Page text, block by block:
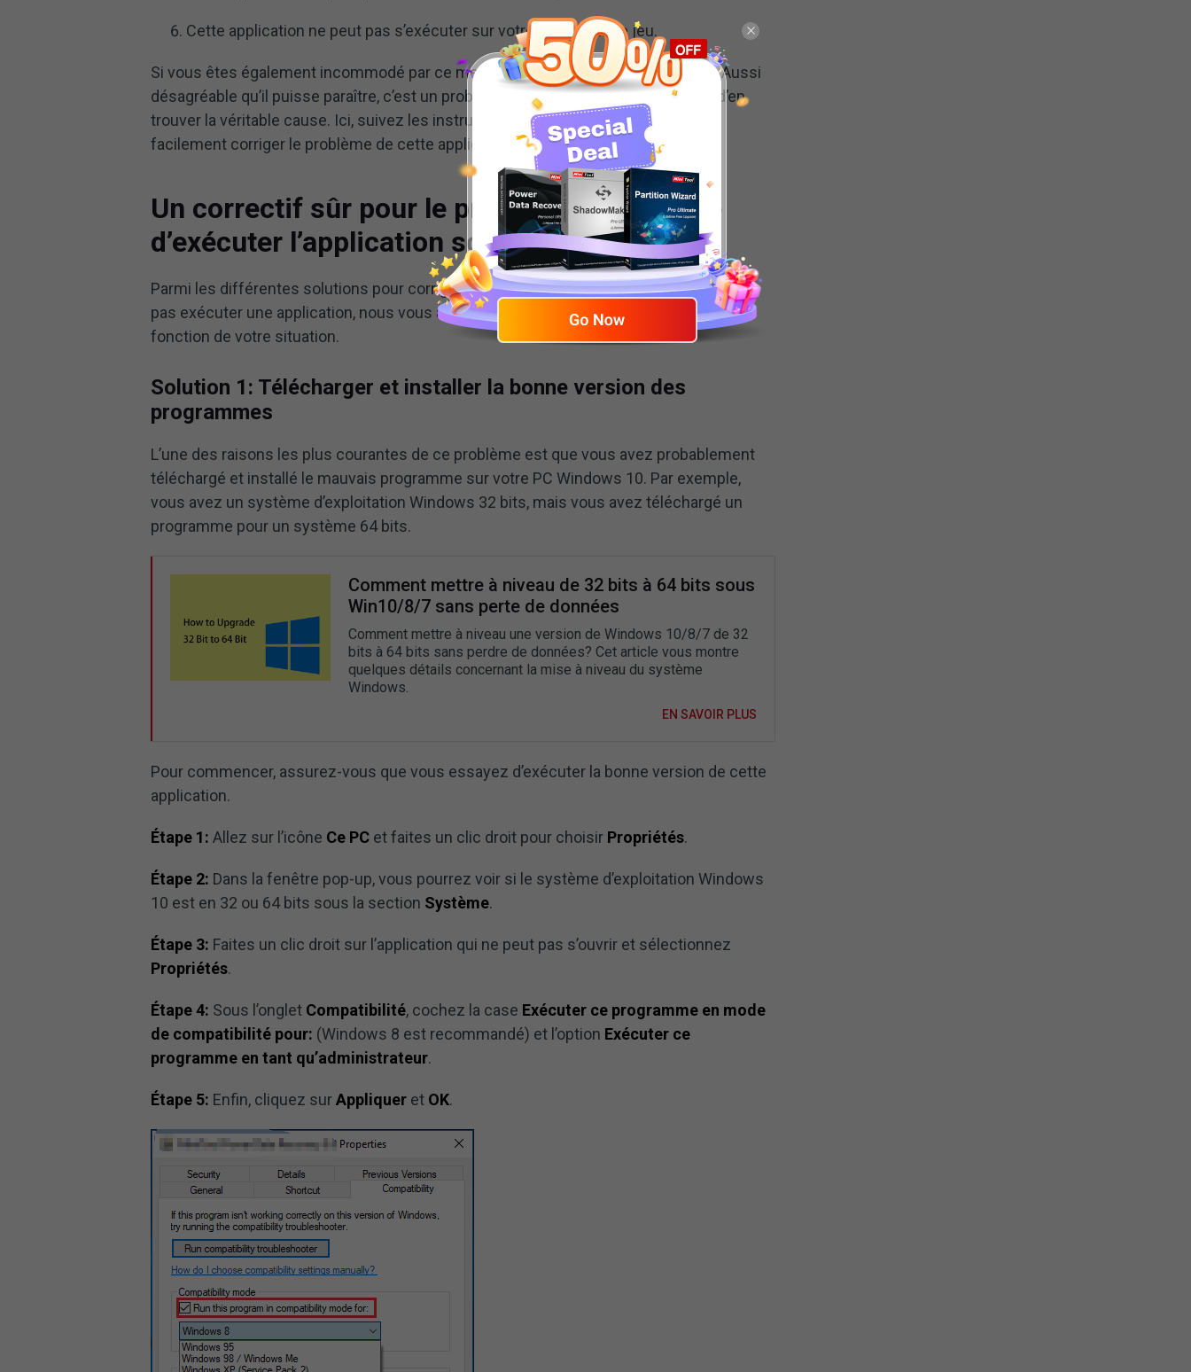
Cette application ne peut pas s’exécuter sur votre PC, erreur de jeu.
Si vous êtes également incommodé par ce message, ne vous inquiétez pas trop. Aussi
désagréable qu’il puisse paraître, c’est un problème facile à résoudre, à condition d’en
trouver la véritable cause. Ici, suivez les instructions ci-dessous et vous pourrez
facilement corriger le problème de cette application qui ne peut pas s’ouvrir.
Un correctif sûr pour le problème Impossible
d’exécuter l’application sous Windows 10
Parmi les différentes solutions pour corriger le problème lorsque Windows 10 ne peut
pas exécuter une application, nous vous avons récapitulé le top 10. Essayez-les en
fonction de votre situation.
Solution 1: Télécharger et installer la bonne version des
programmes
L’une des raisons les plus courantes de ce problème est que vous avez probablement
téléchargé et installé le mauvais programme sur votre PC Windows 10. Par exemple,
vous avez un système d’exploitation Windows 32 bits, mais vous avez téléchargé un
programme pour un système 64 bits.
Comment mettre à niveau de 32 bits à 64 bits sous
Win10/8/7 sans perte de données
Comment mettre à niveau une version de Windows 10/8/7 de 32
bits à 64 bits sans perdre de données? Cet article vous montre
quelques détails concernant la mise à niveau du système
Windows.
EN SAVOIR PLUS
Pour commencer, assurez-vous que vous essayez d’exécuter la bonne version de cette
application.
Étape 1: Allez sur l’icône Ce PC et faites un clic droit pour choisir Propriétés.
Étape 2: Dans la fenêtre pop-up, vous pourrez voir si le système d’exploitation Windows
10 est en 32 ou 64 bits sous la section Système.
Étape 3: Faites un clic droit sur l’application qui ne peut pas s’ouvrir et sélectionnez
Propriétés.
Étape 4: Sous l’onglet Compatibilité, cochez la case Exécuter ce programme en mode
de compatibilité pour: (Windows 8 est recommandé) et l’option Exécuter ce
programme en tant qu’administrateur.
Étape 5: Enfin, cliquez surAppliquer et OK.